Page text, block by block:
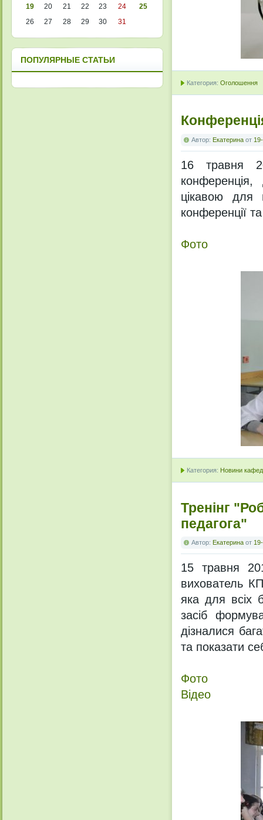
Категория: Оголошення
Автор: Екатерина от
16 травня
цікавою для
конференції
Фото
Категория: Новини
Тренінг
педагога"
Автор: Екатерина от
15 травня
вихователь
яка для всіх
засіб
дізналися
та показати
Фото
Відео
19
20 21 22 23 24
25
26
27 28 29 30 31
ПОПУЛЯРНЫЕ СТАТЬИ